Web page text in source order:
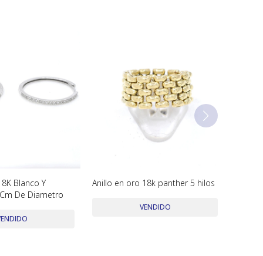
Blanco Y
De Diametro
Anillo en oro 18k panther 5 hilos
VENDIDO